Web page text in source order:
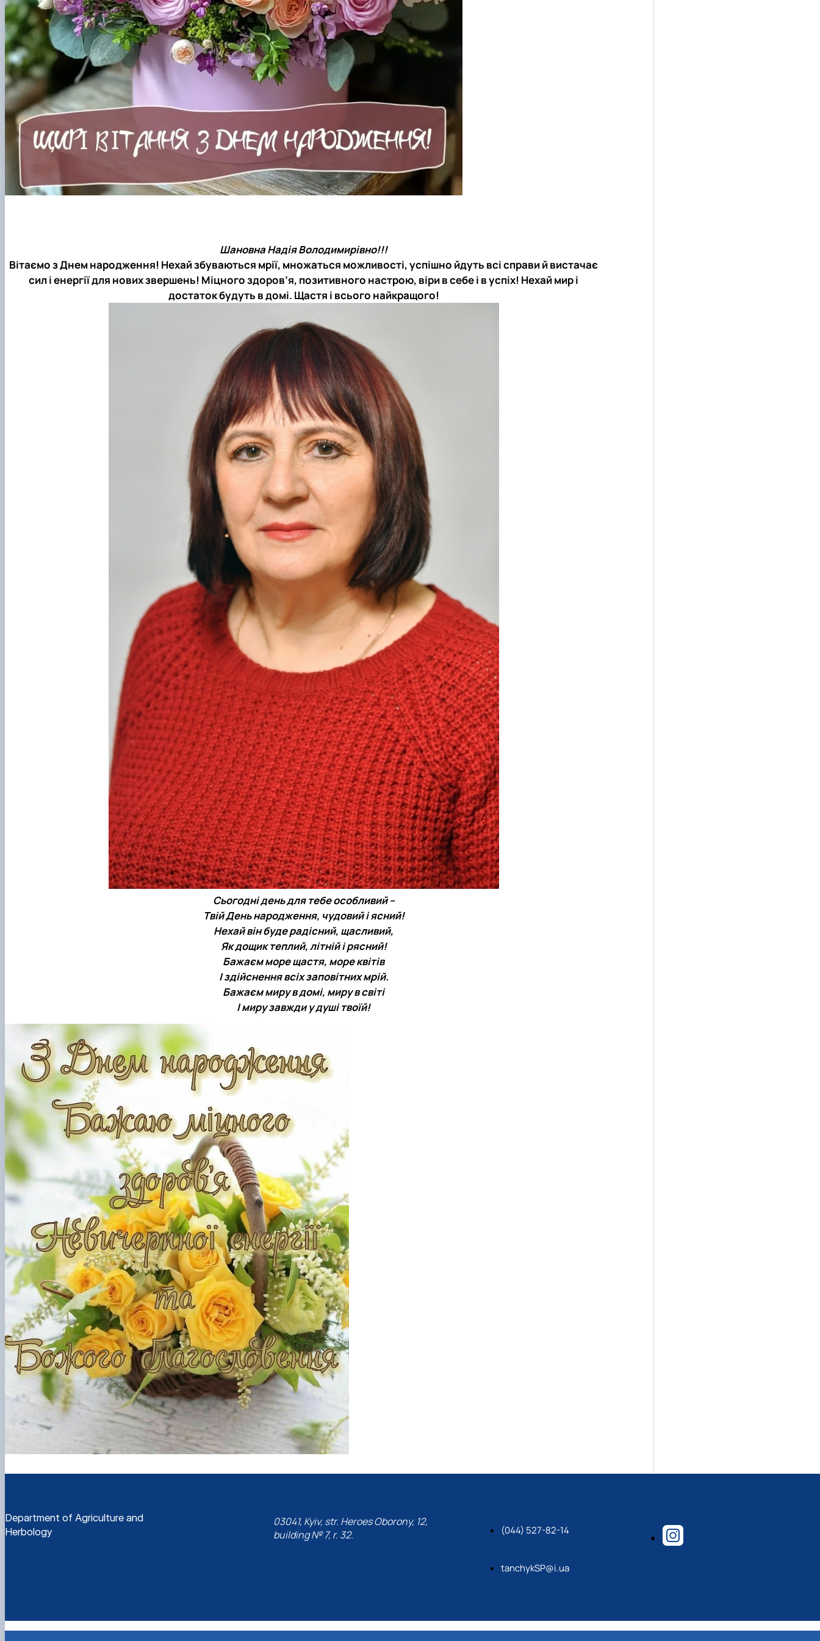
Шановна Надія Володимирівно!!!
Вітаємо з Днем народження! Нехай збуваються мрії, множаться можливості, успішно йдуть всі справи й вистачає
сил і енергії для нових звершень! Міцного здоров’я, позитивного настрою, віри в себе і в успіх! Нехай мир і
достаток будуть в домі. Щастя і всього найкращого!
Сьогодні день для тебе особливий –
Твій День народження, чудовий і ясний!
Нехай він буде радісний, щасливий,
Як дощик теплий, літній і рясний!
Бажаєм море щастя, море квітів
І здійснення всіх заповітних мрій.
Бажаєм миру в домі, миру в світі
І миру завжди у душі твоїй!
Department of Agriculture and
Herbology
03041, Kyiv, str. Heroes Oborony, 12,
building № 7, r. 32.
(044) 527-82-14
tanchykSP@i.ua